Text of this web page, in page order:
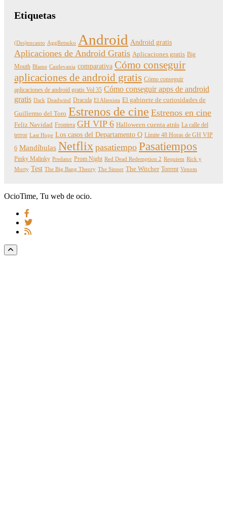
Etiquetas
(Des)encanto AggRetsuko Android Android gratis
Aplicaciones de Android Gratis Aplicaciones gratis Big
Mouth Blame Castlevania comparativa Cómo conseguir
aplicaciones de android gratis Cómo conseguir
aplicaciones de android gratis Vol 35 Cómo conseguir apps de android
gratis Dark Deadwind Dracula El Alienista El gabinete de curiosidades de
Guillermo del Toro Estrenos de cine Estrenos en cine
Feliz Navidad Frontera GH VIP 6 Halloween cuenta atrás La calle del
terror Last Hope Los casos del Departamento Q Límite 48 Horas de GH VIP
6 Mandíbulas Netflix pasatiempo Pasatiempos
Pinky Malinky Predator Prom Night Red Dead Redemption 2 Requiem Rick y
Morty Test The Big Bang Theory The Sinner The Witcher Torrent Venom
OcioTime, Tu web de ocio.